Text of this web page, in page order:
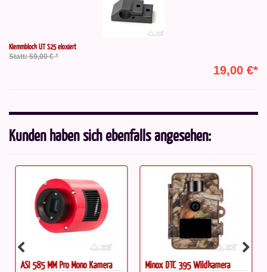
Klemmblock UT S25 eloxiert
Statt: 59,00 € *
19,00 €*
Kunden haben sich ebenfalls angesehen:
ASI 585 MM Pro Mono Kamera Minox DTC 395 Wildkamera